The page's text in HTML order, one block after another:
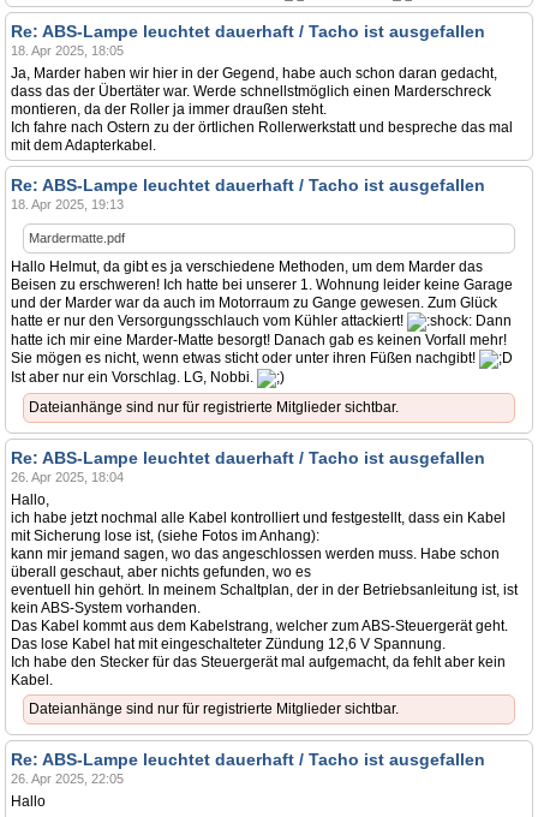
Re: ABS-Lampe leuchtet dauerhaft / Tacho ist ausgefallen
18. Apr 2025, 18:05
Ja, Marder haben wir hier in der Gegend, habe auch schon daran gedacht,
dass das der Übertäter war. Werde schnellstmöglich einen Marderschreck
montieren, da der Roller ja immer draußen steht.
Ich fahre nach Ostern zu der örtlichen Rollerwerkstatt und bespreche das mal
mit dem Adapterkabel.
Re: ABS-Lampe leuchtet dauerhaft / Tacho ist ausgefallen
18. Apr 2025, 19:13
Mardermatte.pdf
Hallo Helmut, da gibt es ja verschiedene Methoden, um dem Marder das
Beisen zu erschweren! Ich hatte bei unserer 1. Wohnung leider keine Garage
und der Marder war da auch im Motorraum zu Gange gewesen. Zum Glück
hatte er nur den Versorgungsschlauch vom Kühler attackiert!
Dann
hatte ich mir eine Marder-Matte besorgt! Danach gab es keinen Vorfall mehr!
Sie mögen es nicht, wenn etwas sticht oder unter ihren Füßen nachgibt!
Ist aber nur ein Vorschlag. LG, Nobbi.
Dateianhänge sind nur für registrierte Mitglieder sichtbar.
Re: ABS-Lampe leuchtet dauerhaft / Tacho ist ausgefallen
26. Apr 2025, 18:04
Hallo,
ich habe jetzt nochmal alle Kabel kontrolliert und festgestellt, dass ein Kabel
mit Sicherung lose ist, (siehe Fotos im Anhang):
kann mir jemand sagen, wo das angeschlossen werden muss. Habe schon
überall geschaut, aber nichts gefunden, wo es
eventuell hin gehört. In meinem Schaltplan, der in der Betriebsanleitung ist, ist
kein ABS-System vorhanden.
Das Kabel kommt aus dem Kabelstrang, welcher zum ABS-Steuergerät geht.
Das lose Kabel hat mit eingeschalteter Zündung 12,6 V Spannung.
Ich habe den Stecker für das Steuergerät mal aufgemacht, da fehlt aber kein
Kabel.
Dateianhänge sind nur für registrierte Mitglieder sichtbar.
Re: ABS-Lampe leuchtet dauerhaft / Tacho ist ausgefallen
26. Apr 2025, 22:05
Hallo